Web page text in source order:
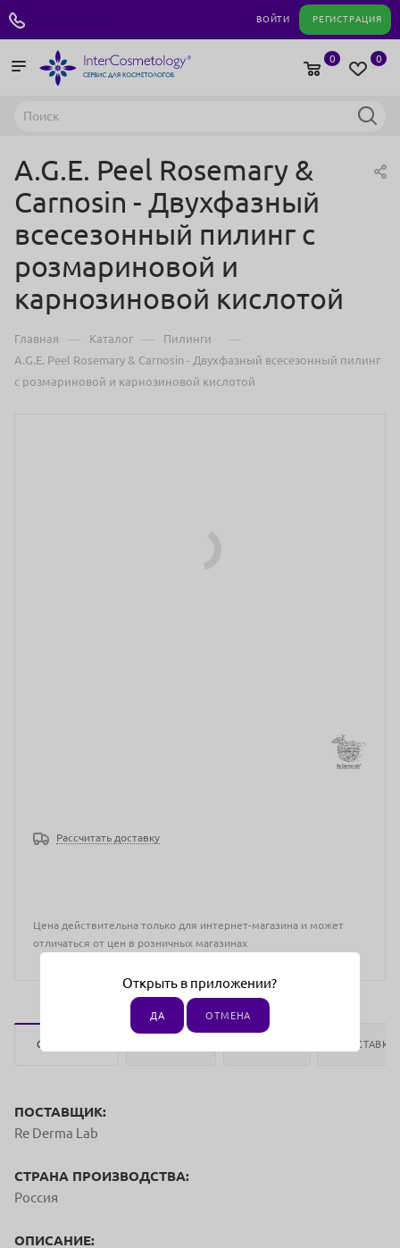
ВОЙТИ РЕГИСТРАЦИЯ
0
0
A.G.E. Peel Rosemary &
Carnosin - Двухфазный
всесезонный пилинг с
розмариновой и
карнозиновой кислотой
Главная — Каталог — Пилинги —
A.G.E. Peel Rosemary & Carnosin - Двухфазный всесезонный пилинг
с розмариновой и карнозиновой кислотой
Рассчитать доставку
Цена действительна только для интернет-магазина и может
отличаться от цен в розничных магазинах
ОПИСАНИЕ ДОСТАВКА
ПОСТАВЩИК:
Re Derma Lab
СТРАНА ПРОИЗВОДСТВА:
Россия
ОПИСАНИЕ:
Открыть в приложении?
ДА ОТМЕНА